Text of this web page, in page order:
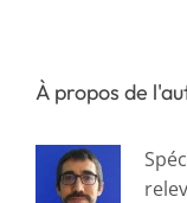
À propos de